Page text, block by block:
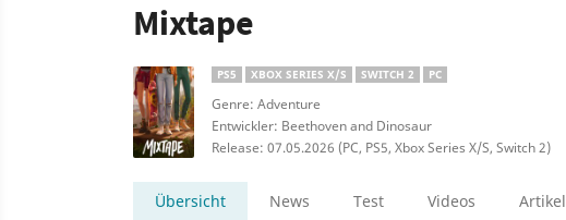
Mixtape
PS5 XBOX SERIES X/S SWITCH 2 PC
Genre: Adventure
Entwickler: Beethoven and Dinosaur
Release: 07.05.2026 (PC, PS5, Xbox Series X/S, Switch 2)
Übersicht News Test Videos Artikel